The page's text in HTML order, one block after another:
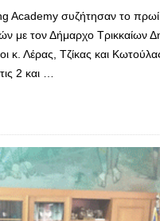
Academy συζήτησαν το πρωί
με τον Δήμαρχο Τρικκαίων
κ. Λέρας, Τζίκας και
2 και …